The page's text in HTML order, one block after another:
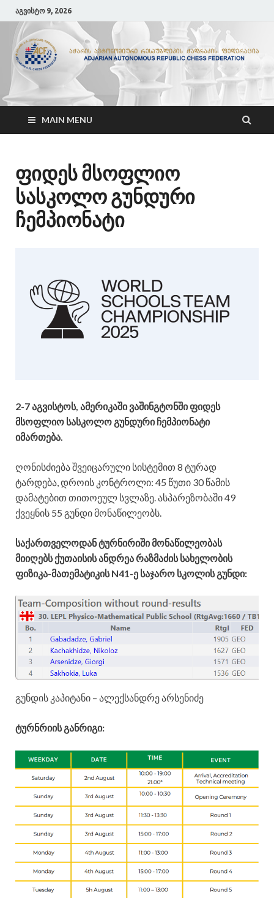
აგვისტო 9, 2026
ACF
აჭარის ჭადრაკის ფედერაცია
MAIN MENU
ფიდეს მსოფლიო
სასკოლო გუნდური
ჩემპიონატი
2-7 აგვისტოს, ამერიკაში ვაშინგტონში ფიდეს
მსოფლიო სასკოლო გუნდური ჩემპიონატი
იმართება.
ღონისძიება შვეიცარული სისტემით 8 ტურად
ტარდება, დროის კონტროლი: 45 წუთი 30 წამის
დამატებით თითოეულ სვლაზე. ასპარეზობაში 49
ქვეყნის 55 გუნდი მონაწილეობს.
საქართველოდან ტურნირიში მონაწილეობას
მიიღებს ქუთაისის ანდრეა რაზმაძის სახელობის
ფიზიკა-მათემატიკის N41-ე საჯარო სკოლის გუნდი:
გუნდის კაპიტანი – ალექსანდრე არსენიძე
ტურნრიის განრიგი: